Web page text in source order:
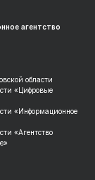
агентство
области
«Цифровые
«Информационное
«Агентство